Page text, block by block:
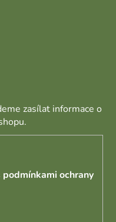
zasílat informace o
podmínkami ochrany